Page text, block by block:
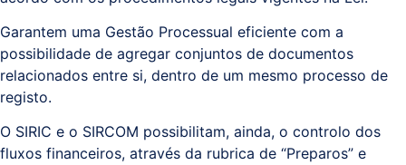
Garantem uma Gestão Processual eficiente com a
possibilidade de agregar conjuntos de documentos
relacionados entre si, dentro de um mesmo processo de
registo.
O SIRIC e o SIRCOM possibilitam, ainda, o controlo dos
fluxos financeiros, através da rubrica de “Preparos” e